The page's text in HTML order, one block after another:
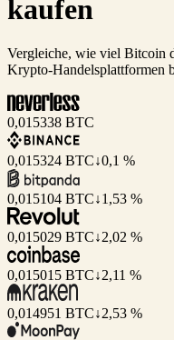
kaufen
Vergleiche, wie viel Bitcoin
Krypto-Handelsplattformen
0,015338 BTC
0,015324 BTC↓0,1 %
0,015104 BTC↓1,53 %
0,015029 BTC↓2,02 %
0,015015 BTC↓2,11 %
0,014951 BTC↓2,53 %